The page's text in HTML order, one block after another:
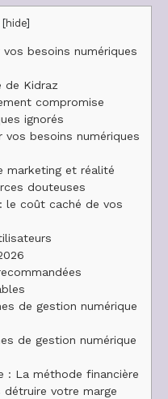
[hide]
besoins numériques
de Kidraz
compromise
ignorés
vos besoins numériques
marketing et réalité
douteuses
le coût caché de vos
de gestion numérique
de gestion numérique
: La méthode financière
votre marge